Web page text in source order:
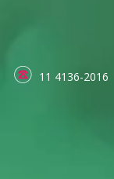
11 4136-2016